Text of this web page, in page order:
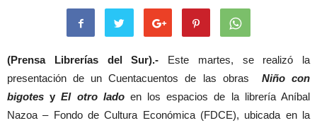
(Prensa Librerías del Sur).- Este martes, se realizó la
presentación de un Cuentacuentos de las obras Niño con
bigotes yEl otro lado en los espacios de la librería Aníbal
Nazoa – Fondo de Cultura Económica (FDCE), ubicada en la